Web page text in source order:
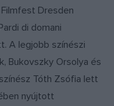
Dresden
di domani
A legjobb színészi
Bukovszky Orsolya és
Tóth Zsófia lett
nyújtott